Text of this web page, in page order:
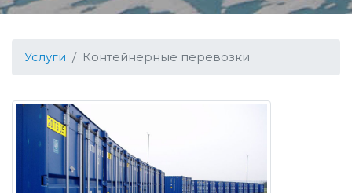
Услуги Контейнерные перевозки